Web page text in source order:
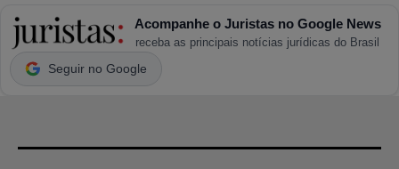
Acompanhe o Juristas no Google News
receba as principais notícias jurídicas do Brasil
Seguir no Google